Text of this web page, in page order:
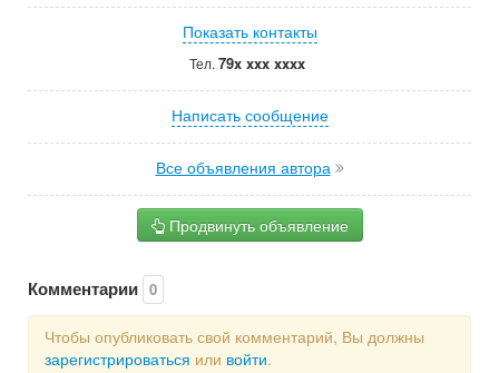
Показать контакты
Тел. 79x xxx xxxx
Написать сообщение
Все объявления автора
Продвинуть объявление
Комментарии 0
Чтобы опубликовать свой комментарий, Вы должны
зарегистрироваться или войти.